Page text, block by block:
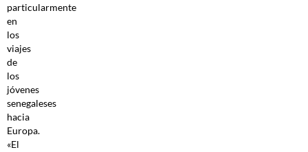
particularmente
en
los
viajes
de
los
jóvenes
senegaleses
hacia
Europa.
«El